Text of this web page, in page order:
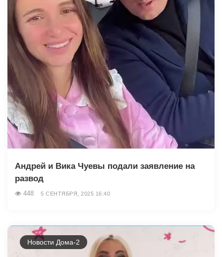
Андрей и Вика Чуевы подали заявление на
развод
448 5 СЕНТЯБРЯ, 2025 16:40
Новости Дома-2